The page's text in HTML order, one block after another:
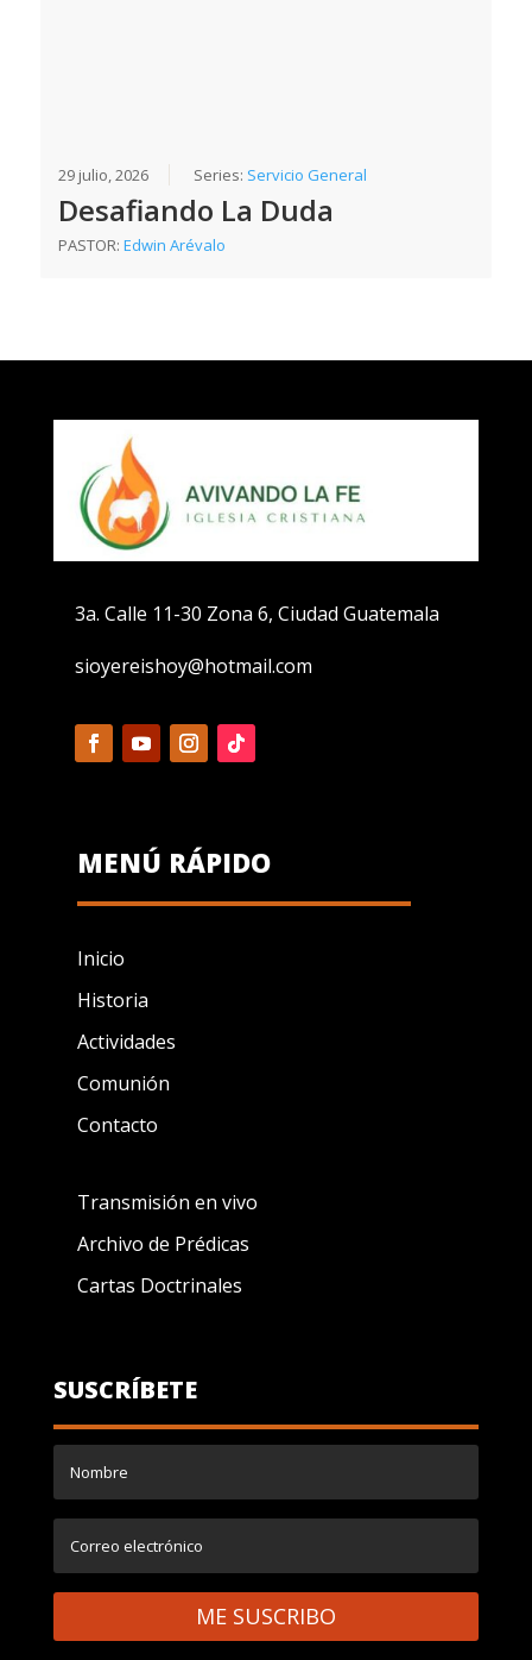
29 julio, 2026 Series: Servicio General
Desafiando La Duda
PASTOR:Edwin Arévalo
3a. Calle 11-30 Zona 6, Ciudad Guatemala
sioyereishoy@hotmail.com
MENÚ RÁPIDO
Inicio
Historia
Actividades
Comunión
Contacto
Transmisión en vivo
Archivo de Prédicas
Cartas Doctrinales
SUSCRÍBETE
ME SUSCRIBO